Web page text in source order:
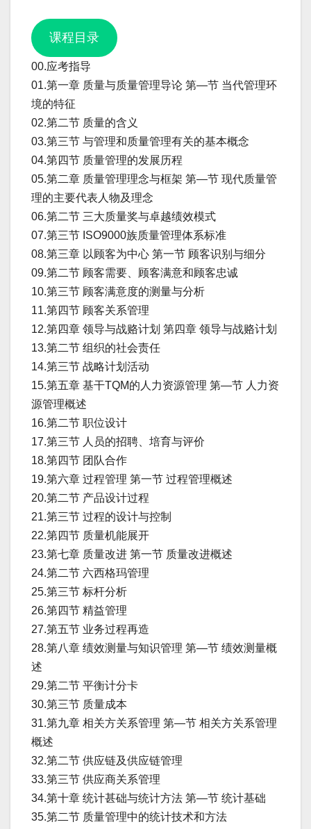
课程目录
00.应考指导
01.第一章 质量与质量管理导论 第—节 当代管理环
境的特征
02.第二节 质量的含义
03.第三节 与管理和质量管理有关的基本概念
04.第四节 质量管理的发展历程
05.第二章 质量管理理念与框架 第—节 现代质量管
理的主要代表人物及理念
06.第二节 三大质量奖与卓越绩效模式
07.第三节 ISO9000族质量管理体系标准
08.第三章 以顾客为中心 第一节 顾客识别与细分
09.第二节 顾客需要、顾客满意和顾客忠诚
10.第三节 顾客满意度的测量与分析
11.第四节 顾客关系管理
12.第四章 领导与战赂计划 第四章 领导与战赂计划
13.第二节 组织的社会责任
14.第三节 战略计划活动
15.第五章 基干TQM的人力资源管理 第—节 人力资
源管理概述
16.第二节 职位设计
17.第三节 人员的招聘、培育与评价
18.第四节 团队合作
19.第六章 过程管理 第一节 过程管理概述
20.第二节 产品设计过程
21.第三节 过程的设计与控制
22.第四节 质量机能展开
23.第七章 质量改进 第一节 质量改进概述
24.第二节 六西格玛管理
25.第三节 标杆分析
26.第四节 精益管理
27.第五节 业务过程再造
28.第八章 绩效测量与知识管理 第—节 绩效测量概
述
29.第二节 平衡计分卡
30.第三节 质量成本
31.第九章 相关方关系管理 第—节 相关方关系管理
概述
32.第二节 供应链及供应链管理
33.第三节 供应商关系管理
34.第十章 统计甚础与统计方法 第—节 统计基础
35.第二节 质量管理中的统计技术和方法